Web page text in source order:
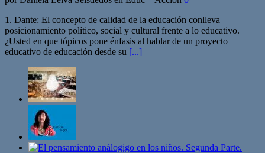
1. Dante: El concepto de calidad de la educación conlleva
posicionamiento político, social y cultural frente a lo educativo.
¿Usted en que tópicos pone énfasis al hablar de un proyecto
educativo de educación desde su [...]